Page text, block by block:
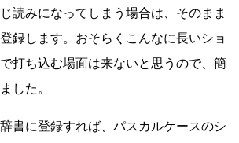
読みになってしまう場合は、そのまま
録します。おそらくこんなに長いショ
打ち込む場面は来ないと思うので、簡
した。
書に登録すれば、パスカルケースのシ